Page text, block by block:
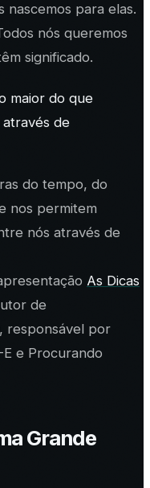
nascemos para elas.
nós queremos
significado.
maior do que
de
do tempo, do
nos permitem
nós através de
As Dicas
de
responsável por
e Procurando
Grande